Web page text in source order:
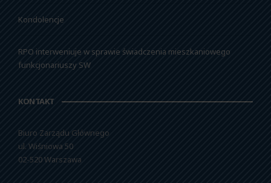
Kondolencje
RPO interweniuje w sprawie świadczenia mieszkaniowego
funkcjonariuszy SW
KONTAKT
Biuro Zarządu Głównego
ul. Wiśniowa 50
02-520 Warszawa